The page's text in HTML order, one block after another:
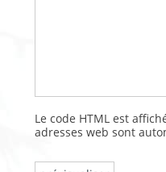
Le code HTML est
adresses web sont